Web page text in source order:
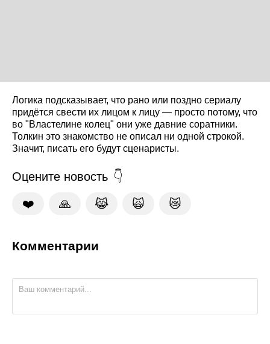
Логика подсказывает, что рано или поздно сериалу
придётся свести их лицом к лицу — просто потому, что
во "Властелине колец" они уже давние соратники.
Толкин это знакомство не описал ни одной строкой.
Значит, писать его будут сценаристы.
Оцените новость
❤️ 🙏 😹 🙀 😿
Комментарии